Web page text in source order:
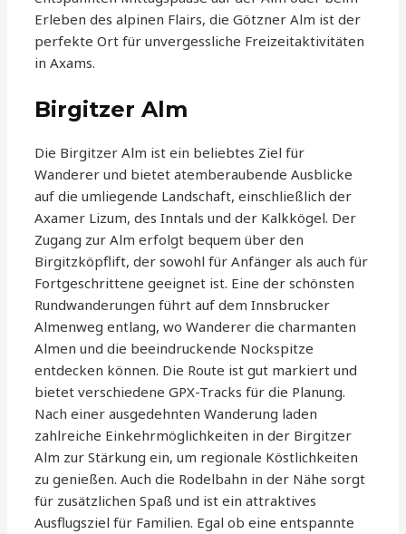
Erleben des alpinen Flairs, die Götzner Alm ist der
perfekte Ort für unvergessliche Freizeitaktivitäten
in Axams.
Birgitzer Alm
Die Birgitzer Alm ist ein beliebtes Ziel für
Wanderer und bietet atemberaubende Ausblicke
auf die umliegende Landschaft, einschließlich der
Axamer Lizum, des Inntals und der Kalkkögel. Der
Zugang zur Alm erfolgt bequem über den
Birgitzköpflift, der sowohl für Anfänger als auch für
Fortgeschrittene geeignet ist. Eine der schönsten
Rundwanderungen führt auf dem Innsbrucker
Almenweg entlang, wo Wanderer die charmanten
Almen und die beeindruckende Nockspitze
entdecken können. Die Route ist gut markiert und
bietet verschiedene GPX-Tracks für die Planung.
Nach einer ausgedehnten Wanderung laden
zahlreiche Einkehrmöglichkeiten in der Birgitzer
Alm zur Stärkung ein, um regionale Köstlichkeiten
zu genießen. Auch die Rodelbahn in der Nähe sorgt
für zusätzlichen Spaß und ist ein attraktives
Ausflugsziel für Familien. Egal ob eine entspannte